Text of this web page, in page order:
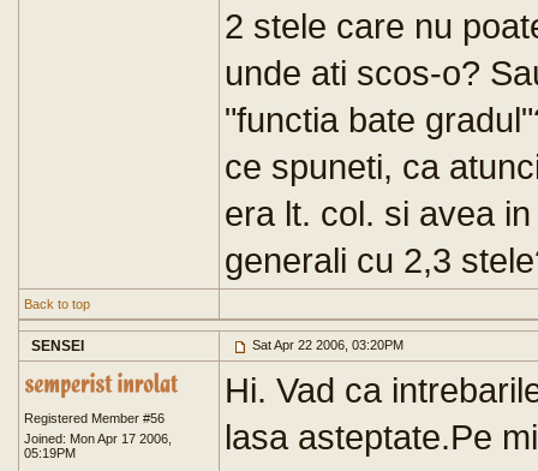
2 stele care nu
unde ati scos-o?
"functia bate
ce spuneti, ca
era lt. col. si avea
generali cu 2,3
Back to top
SENSEI Sat Apr 22 2006, 03:20PM
Registered Member #56
Joined: Mon Apr 17 2006,
05:19PM
Hi. Vad ca
lasa asteptate.Pe